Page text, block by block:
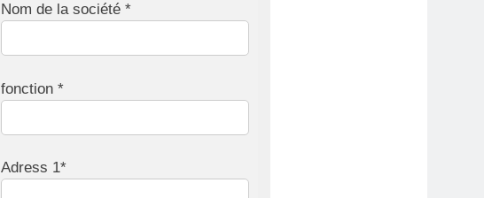
Nom de la société *
fonction *
Adress 1*